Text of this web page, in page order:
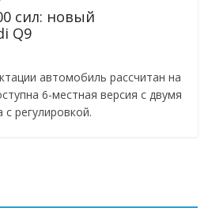
сил: новый
Q9
автомобиль рассчитан на
6-местная версия с двумя
регулировкой.